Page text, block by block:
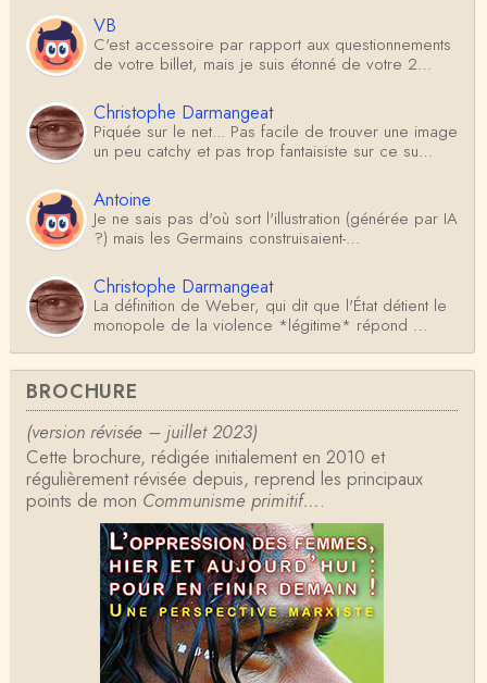
VB
C'est accessoire par rapport aux questionnements
de votre billet, mais je suis étonné de votre 2…
Christophe Darmangeat
Piquée sur le net... Pas facile de trouver une image
un peu catchy et pas trop fantaisiste sur ce su…
Antoine
Je ne sais pas d'où sort l'illustration (générée par IA
?) mais les Germains construisaient-…
Christophe Darmangeat
La définition de Weber, qui dit que l'État détient le
monopole de la violence *légitime* répond …
Anonymous
Formidable et complexe sujet ; l'ancien professeur
d'histoire que je suis, Alsacien de surcr…
Tangui Przybylowski
Concernant Fustel de Coulanges, j'ai le souvenir
d'avoir lu, il y a près de 10 ans, un autre…
Jean-Paul Demoule
L'Etat ayant donc le monopole de la violence légiti
me, comment interpréter la situation états-un…
Christophe Darmangeat
Je ne sais pas quelle est la couleur de ma ceintur
e, mais je suis bien d'accord avec vous sur le…
BROCHURE
(version révisée – juillet 2023)
Cette brochure, rédigée initialement en 2010 et
régulièrement révisée depuis, reprend les principaux
points de mon Communisme primitif….